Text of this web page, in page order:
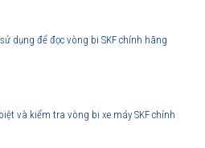
dụng để đọc vòng bi SKF chính hãng
và kiểm tra vòng bi xe máy SKF chính